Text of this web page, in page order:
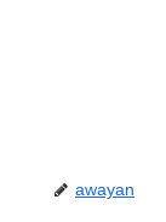
awayan